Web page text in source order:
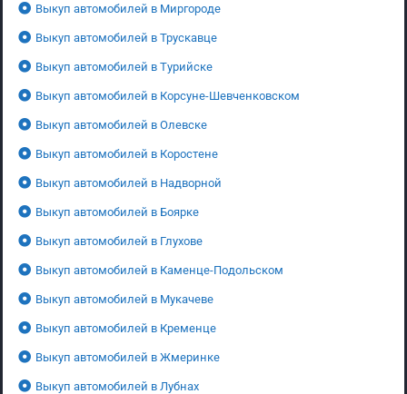
Выкуп автомобилей в Миргороде
Выкуп автомобилей в Трускавце
Выкуп автомобилей в Турийске
Выкуп автомобилей в Корсуне-Шевченковском
Выкуп автомобилей в Олевске
Выкуп автомобилей в Коростене
Выкуп автомобилей в Надворной
Выкуп автомобилей в Боярке
Выкуп автомобилей в Глухове
Выкуп автомобилей в Каменце-Подольском
Выкуп автомобилей в Мукачеве
Выкуп автомобилей в Кременце
Выкуп автомобилей в Жмеринке
Выкуп автомобилей в Лубнах